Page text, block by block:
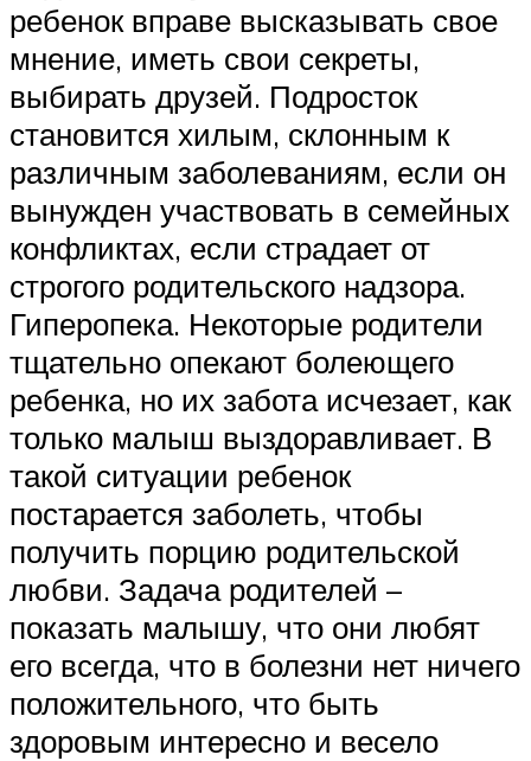
ребенок вправе высказывать свое
мнение, иметь свои секреты,
выбирать друзей. Подросток
становится хилым, склонным к
различным заболеваниям, если он
вынужден участвовать в семейных
конфликтах, если страдает от
строгого родительского надзора.
Гиперопека. Некоторые родители
тщательно опекают болеющего
ребенка, но их забота исчезает, как
только малыш выздоравливает. В
такой ситуации ребенок
постарается заболеть, чтобы
получить порцию родительской
любви. Задача родителей –
показать малышу, что они любят
его всегда, что в болезни нет ничего
положительного, что быть
здоровым интересно и весело